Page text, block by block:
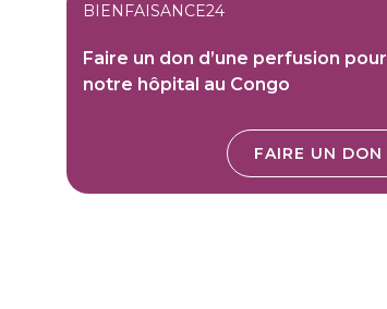
BIENFAISANCE24
Faire un don d’une perfusion pour
notre hôpital au Congo
FAIRE UN DON